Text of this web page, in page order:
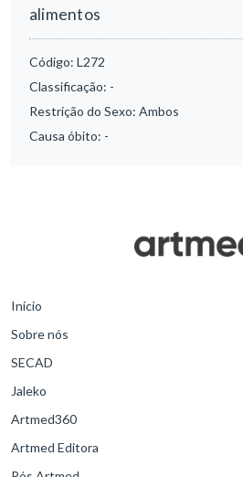
alimentos
Código: L272
Classificação: -
Restrição do Sexo: Ambos
Causa óbito: -
Início
Sobre nós
SECAD
Jaleko
Artmed360
Artmed Editora